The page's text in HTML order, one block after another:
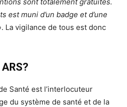
est muni d’un badge et d’une
La vigilance de tous est donc
Santé est l’interlocuteur
du système de santé et de la